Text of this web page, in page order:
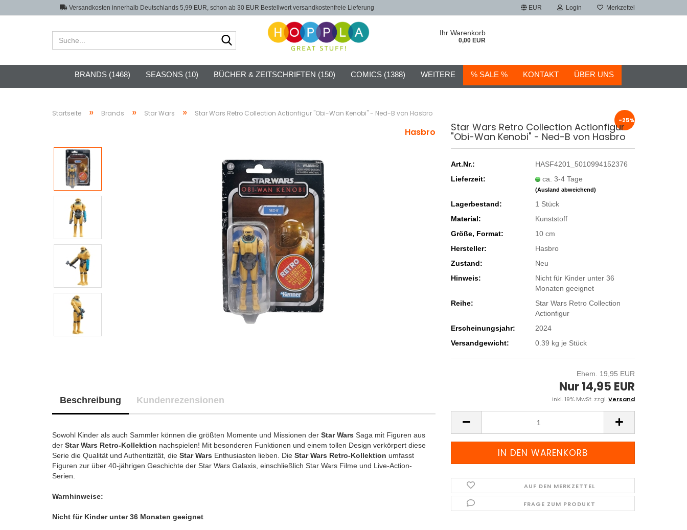
Versandkosten innerhalb Deutschlands 5,99 EUR, schon ab 30 EUR Bestellwert versandkostenfreie Lieferung EUR Login Merkzettel
Ihr Warenkorb
0,00 EUR
BRANDS (1468) SEASONS (10) BÜCHER & ZEITSCHRIFTEN (150) COMICS (1388) % SALE % KONTAKT ÜBER UNS
WEITERE
Startseite » Brands » Star Wars » Star Wars Retro Collection Actionfigur "Obi-Wan Kenobi" - Ned-B von Hasbro
Hasbro
-25%
Star Wars Retro Collection Actionfigur
"Obi-Wan Kenobi" - Ned-B von Hasbro
Art.Nr.:
HASF4201_5010994152376
Lieferzeit:
ca. 3-4 Tage
(Ausland abweichend)
Lagerbestand: 1 Stück
Material:
Kunststoff
Größe, Format:
10 cm
Hersteller:
Hasbro
Zustand:
Neu
Hinweis:
Nicht für Kinder unter 36
Monaten geeignet
Reihe:
Star Wars Retro Collection
Actionfigur
Erscheinungsjahr:
2024
Versandgewicht:
0.39 kg je Stück
Ehem. 19,95 EUR
Nur 14,95 EUR
inkl. 19% MwSt. zzgl.Versand
AUF DEN MERKZETTEL
FRAGE ZUM PRODUKT
Beschreibung Kundenrezensionen
Sowohl Kinder als auch Sammler können die größten Momente und Missionen der Star Wars Saga mit Figuren aus
der Star Wars Retro-Kollektion nachspielen! Mit besonderen Funktionen und einem tollen Design verkörpert diese
Serie die Qualität und Authentizität, die Star Wars Enthusiasten lieben. Die Star Wars Retro-Kollektion umfasst
Figuren zur über 40-jährigen Geschichte der Star Wars Galaxis, einschließlich Star Wars Filme und Live-Action-
Serien.
Warnhinweise:
Nicht für Kinder unter 36 Monaten geeignet